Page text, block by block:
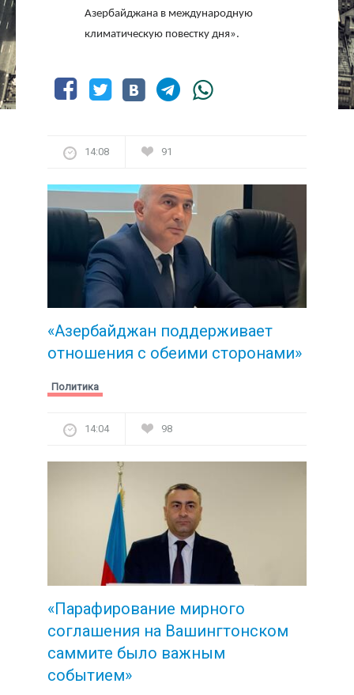
Азербайджана в международную
климатическую повестку дня».
14:08 91
«Азербайджан поддерживает
отношения с обеими сторонами»
Политика
14:04 98
«Парафирование мирного
соглашения на Вашингтонском
саммите было важным
событием»